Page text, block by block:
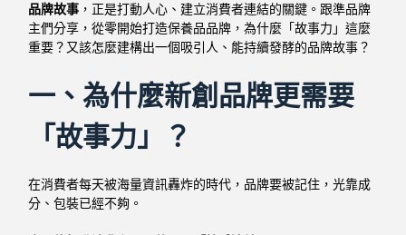
品牌故事 ，正是打動人心、建立消費者連結的關鍵。 跟準品牌
主們分享，從零開始打造保養品品牌，為什麼「故事力」這麼
重要？又該怎麼建構出一個吸引人、能持續發酵的品牌故事？
一、為什麼新創品牌更需要
「故事力」？
在消費者每天被海量資訊轟炸的時代，品牌要被記住，光靠成
分、包裝已經不夠。